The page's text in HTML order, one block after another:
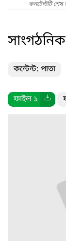
কনটেন্টটি
কন্টেন্ট: পাতা
ফাইল ১